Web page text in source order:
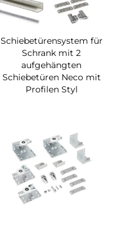
Schiebetürensystem für
Schrank mit 2
aufgehängten
Schiebetüren Neco mit
Profilen Styl